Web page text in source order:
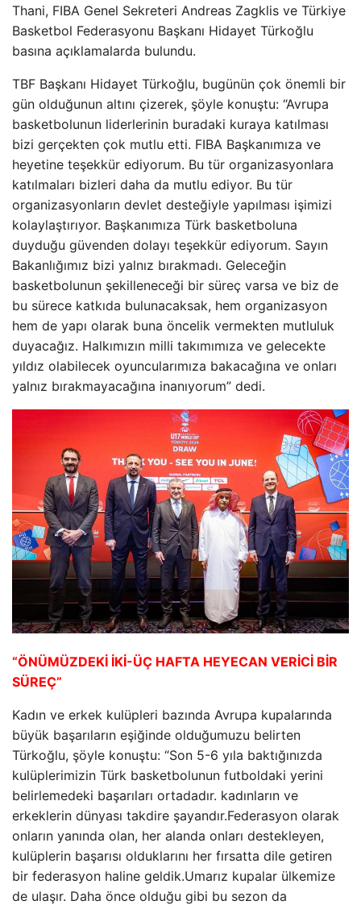
Thani, FIBA ​​Genel Sekreteri Andreas Zagklis ve Türkiye
Basketbol Federasyonu Başkanı Hidayet Türkoğlu
basına açıklamalarda bulundu.
TBF Başkanı Hidayet Türkoğlu, bugünün çok önemli bir
gün olduğunun altını çizerek, şöyle konuştu: “Avrupa
basketbolunun liderlerinin buradaki kuraya katılması
bizi gerçekten çok mutlu etti. FIBA Başkanımıza ve
heyetine teşekkür ediyorum. Bu tür organizasyonlara
katılmaları bizleri daha da mutlu ediyor. Bu tür
organizasyonların devlet desteğiyle yapılması işimizi
kolaylaştırıyor. Başkanımıza Türk basketboluna
duyduğu güvenden dolayı teşekkür ediyorum. Sayın
Bakanlığımız bizi yalnız bırakmadı. Geleceğin
basketbolunun şekilleneceği bir süreç varsa ve biz de
bu sürece katkıda bulunacaksak, hem organizasyon
hem de yapı olarak buna öncelik vermekten mutluluk
duyacağız. Halkımızın milli takımımıza ve gelecekte
yıldız olabilecek oyuncularımıza bakacağına ve onları
yalnız bırakmayacağına inanıyorum” dedi.
“ÖNÜMÜZDEKİ İKİ-ÜÇ HAFTA HEYECAN VERİCİ BİR
SÜREÇ”
Kadın ve erkek kulüpleri bazında Avrupa kupalarında
büyük başarıların eşiğinde olduğumuzu belirten
Türkoğlu, şöyle konuştu: “Son 5-6 yıla baktığınızda
kulüplerimizin Türk basketbolunun futboldaki yerini
belirlemedeki başarıları ortadadır. kadınların ve
erkeklerin dünyası takdire şayandır.Federasyon olarak
onların yanında olan, her alanda onları destekleyen,
kulüplerin başarısı olduklarını her fırsatta dile getiren
bir federasyon haline geldik.Umarız kupalar ülkemize
de ulaşır. Daha önce olduğu gibi bu sezon da